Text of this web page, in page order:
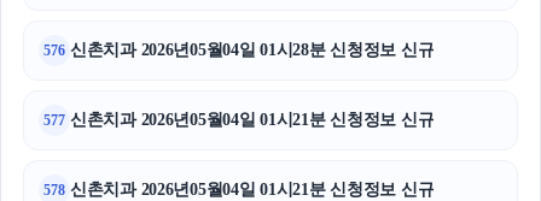
576 신촌치과 2026년05월04일 01시28분 신청정보 신규
577 신촌치과 2026년05월04일 01시21분 신청정보 신규
578 신촌치과 2026년05월04일 01시21분 신청정보 신규